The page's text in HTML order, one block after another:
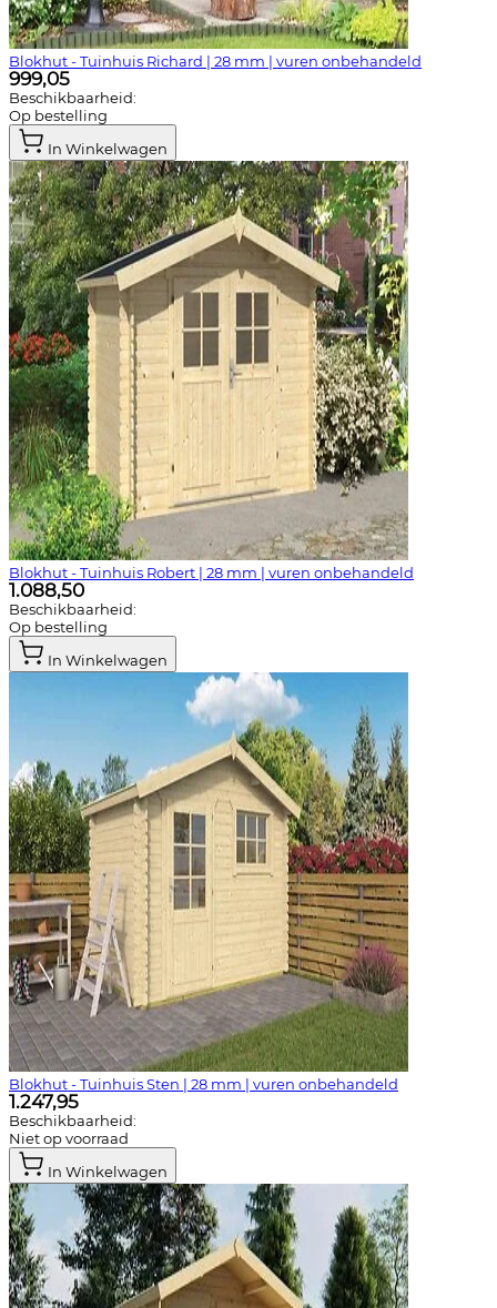
Blokhut - Tuinhuis Richard | 28 mm | vuren onbehandeld
999,05
Beschikbaarheid:
Op bestelling
In Winkelwagen
Blokhut - Tuinhuis Robert | 28 mm | vuren onbehandeld
1.088,50
Beschikbaarheid:
Op bestelling
In Winkelwagen
Blokhut - Tuinhuis Sten | 28 mm | vuren onbehandeld
1.247,95
Beschikbaarheid:
Niet op voorraad
In Winkelwagen